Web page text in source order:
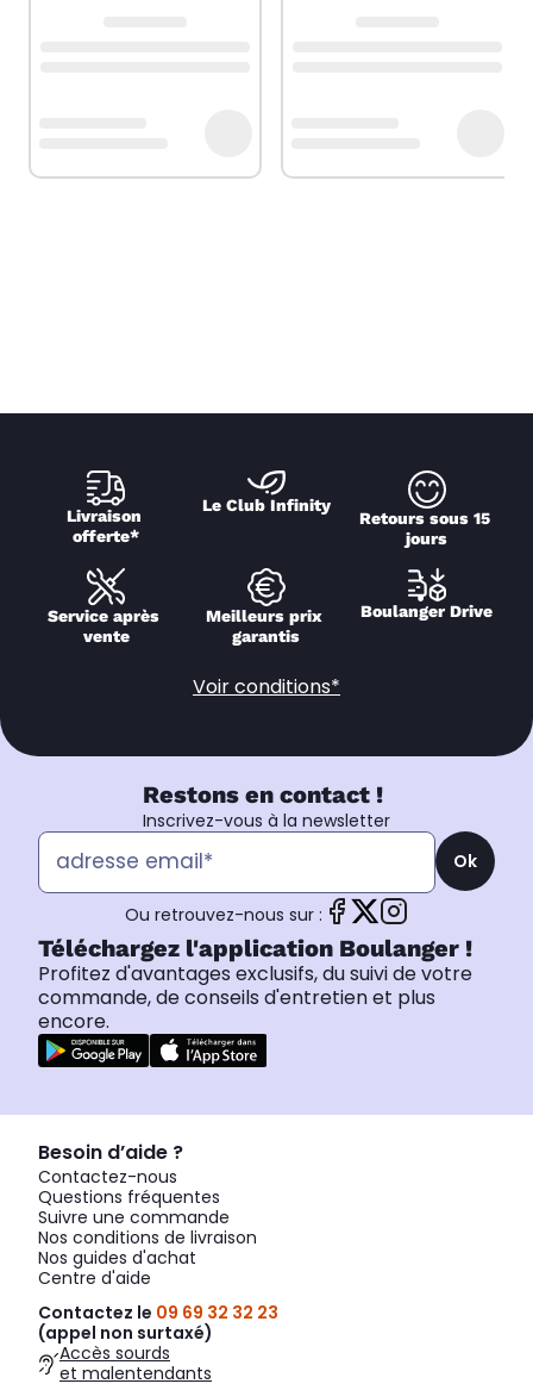
Livraison
offerte*
Le Club Infinity
Retours sous 15
jours
Service après
vente
Meilleurs prix
garantis
Boulanger Drive
Voir conditions*
Restons en contact !
Inscrivez-vous à la newsletter
Ok
Ou retrouvez-nous sur :
Téléchargez l'application Boulanger !
Profitez d'avantages exclusifs, du suivi de votre
commande, de conseils d'entretien et plus
encore.
Besoin d’aide ?
Contactez-nous
Questions fréquentes
Suivre une commande
Nos conditions de livraison
Nos guides d'achat
Centre d'aide
Contactez le 09 69 32 32 23
(appel non surtaxé)
Accès sourds
et malentendants